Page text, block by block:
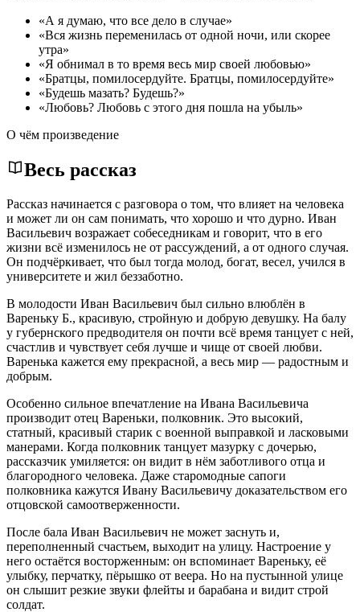
«А я думаю, что все дело в случае»
«Вся жизнь переменилась от одной ночи, или скорее
утра»
«Я обнимал в то время весь мир своей любовью»
«Братцы, помилосердуйте. Братцы, помилосердуйте»
«Будешь мазать? Будешь?»
«Любовь? Любовь с этого дня пошла на убыль»
О чём произведение
Весь рассказ
Рассказ начинается с разговора о том, что влияет на человека
и может ли он сам понимать, что хорошо и что дурно. Иван
Васильевич возражает собеседникам и говорит, что в его
жизни всё изменилось не от рассуждений, а от одного случая.
Он подчёркивает, что был тогда молод, богат, весел, учился в
университете и жил беззаботно.
В молодости Иван Васильевич был сильно влюблён в
Вареньку Б., красивую, стройную и добрую девушку. На балу
у губернского предводителя он почти всё время танцует с ней,
счастлив и чувствует себя лучше и чище от своей любви.
Варенька кажется ему прекрасной, а весь мир — радостным и
добрым.
Особенно сильное впечатление на Ивана Васильевича
производит отец Вареньки, полковник. Это высокий,
статный, красивый старик с военной выправкой и ласковыми
манерами. Когда полковник танцует мазурку с дочерью,
рассказчик умиляется: он видит в нём заботливого отца и
благородного человека. Даже старомодные сапоги
полковника кажутся Ивану Васильевичу доказательством его
отцовской самоотверженности.
После бала Иван Васильевич не может заснуть и,
переполненный счастьем, выходит на улицу. Настроение у
него остаётся восторженным: он вспоминает Вареньку, её
улыбку, перчатку, пёрышко от веера. Но на пустынной улице
он слышит резкие звуки флейты и барабана и видит строй
солдат.